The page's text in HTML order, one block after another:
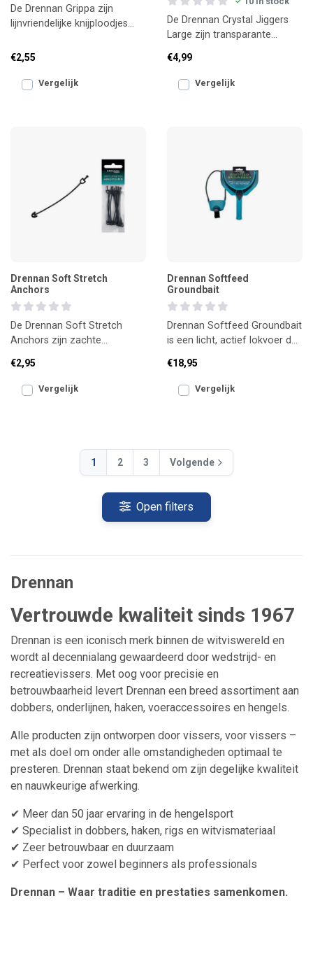
De Drennan Grippa zijn
lijnvriendelijke knijploodjes
goed op hun plek zon
€2,55
Vergelijk
De Drennan Crystal Jiggers
Large zijn transparante
stoklijnen. Ze houden je o
€4,99
Vergelijk
Drennan Soft Stretch
Anchors
De Drennan Soft Stretch
Anchors zijn zachte
stok. Ze zorgen voor een ge
€2,95
Vergelijk
Drennan Softfeed
Groundbait
Drennan Softfeed Groundbait
is een licht, actief lokvoer dat
voerbed vorm
€18,95
Vergelijk
1 2 3 Volgende
Open filters
Drennan
Vertrouwde kwaliteit sinds 1967
Drennan is een iconisch merk binnen de witviswereld en
wordt al decennialang gewaardeerd door wedstrijd- en
recreatievissers. Met oog voor precisie en
betrouwbaarheid levert Drennan een breed assortiment aan
dobbers, onderlijnen, haken, voeraccessoires en hengels.
Alle producten zijn ontworpen door vissers, voor vissers –
met als doel om onder alle omstandigheden optimaal te
presteren. Drennan staat bekend om zijn degelijke kwaliteit
en nauwkeurige afwerking.
✔ Meer dan 50 jaar ervaring in de hengelsport
✔ Specialist in dobbers, haken, rigs en witvismateriaal
✔ Zeer betrouwbaar en duurzaam
✔ Perfect voor zowel beginners als professionals
Drennan – Waar traditie en prestaties samenkomen.